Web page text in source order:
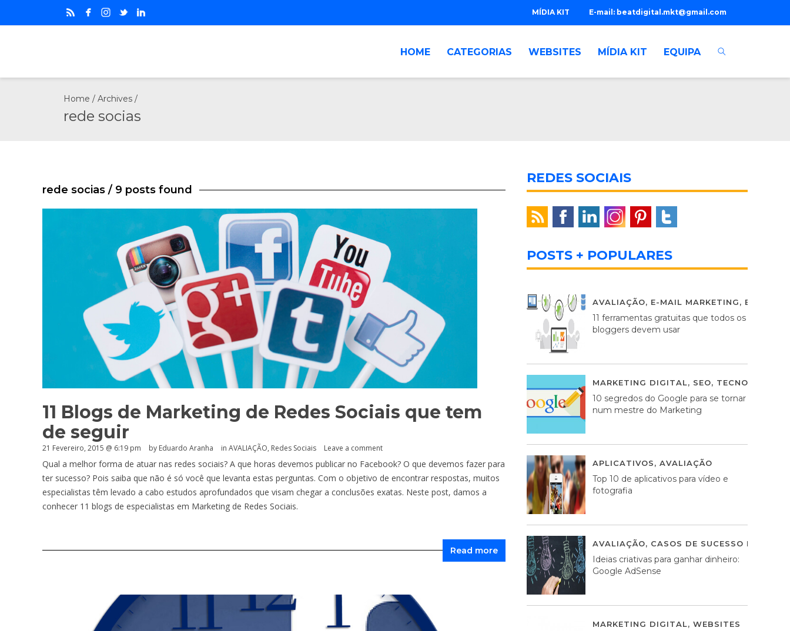
E-mail: beatdigital.mkt@gmail.com
MÍDIA KIT
HOME CATEGORIAS WEBSITES MÍDIA KIT EQUIPA
Home / Archives /
rede socias
rede socias / 9 posts found
11 Blogs de Marketing de Redes Sociais que tem
de seguir
21 Fevereiro, 2015 @ 6:19 pm by Eduardo Aranha in AVALIAÇÃO, Redes Sociais Leave a comment
Qual a melhor forma de atuar nas redes sociais? A que horas devemos publicar no Facebook? O que devemos fazer para
ter sucesso? Pois saiba que não é só você que levanta estas perguntas. Com o objetivo de encontrar respostas, muitos
especialistas têm levado a cabo estudos aprofundados que visam chegar a conclusões exatas. Neste post, damos a
conhecer 11 blogs de especialistas em Marketing de Redes Sociais.
Read more
REDES SOCIAIS
POSTS + POPULARES
AVALIAÇÃO, E-MAIL MARKETING,
11 ferramentas gratuitas que todos os
bloggers devem usar
MARKETING DIGITAL, SEO, TECNOLOGIA
10 segredos do Google para se tornar
num mestre do Marketing
APLICATIVOS, AVALIAÇÃO
Top 10 de aplicativos para vídeo e
fotografia
AVALIAÇÃO, CASOS DE SUCESSO DE
Ideias criativas para ganhar dinheiro:
Google AdSense
MARKETING DIGITAL, WEBSITES